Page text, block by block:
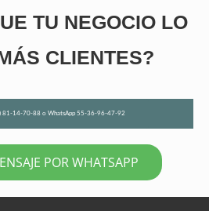
TU NEGOCIO LO
CLIENTES?
81-14-70-88 o WhatsApp 55-36-96-47-92
POR WHATSAPP